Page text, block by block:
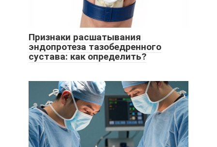
Признаки расшатывания
эндопротеза тазобедренного
сустава: как определить?